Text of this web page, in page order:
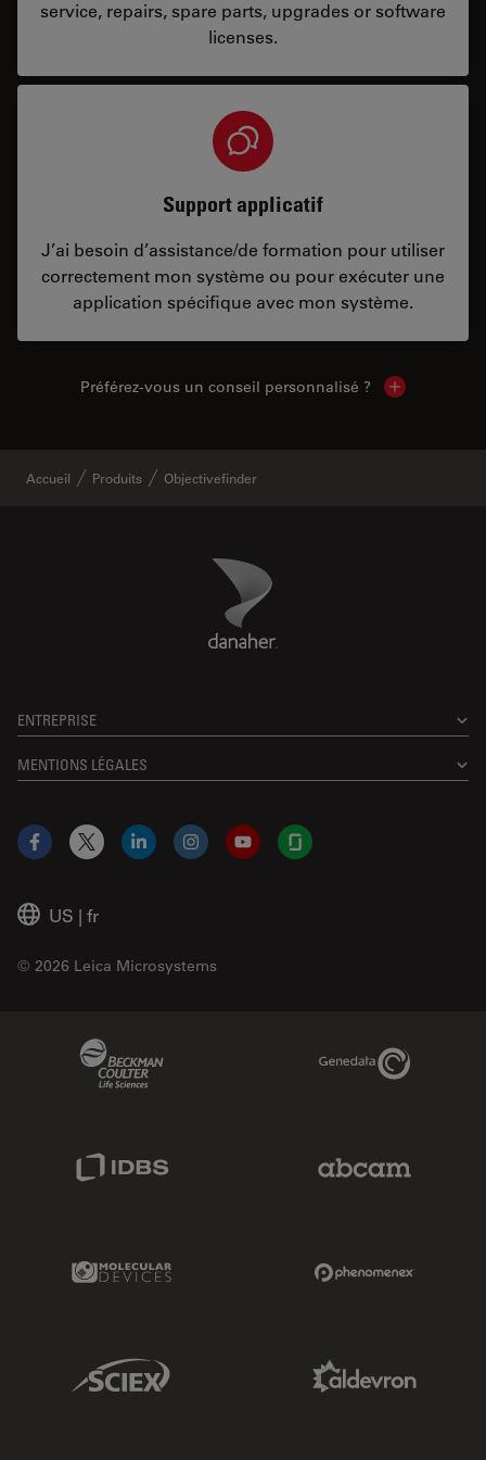
service, repairs, spare parts, upgrades or software
licenses.
Support applicatif
J’ai besoin d’assistance/de formation pour utiliser
correctement mon système ou pour exécuter une
application spécifique avec mon système.
Préférez-vous un conseil personnalisé ? Show local
Accueil Produits Objectivefinder
Danaher Logo
ENTREPRISE
MENTIONS LÉGALES
US | fr
© 2026 Leica Microsystems
Facebook
X LinkedInInstagramYouTubeGlassdoor
Genedata Link
Molecular Devices Link
Sciex Link